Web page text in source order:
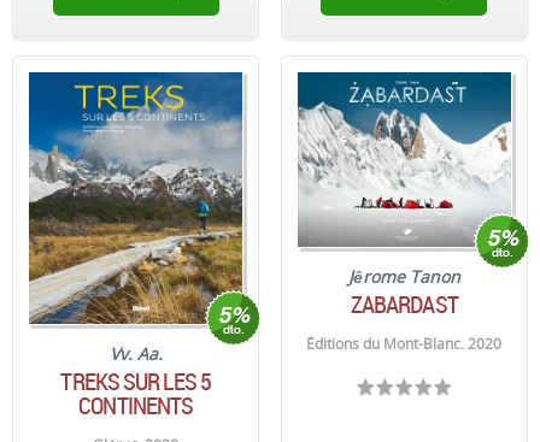
Vv. Aa.
TREKS SUR LES 5
CONTINENTS
Jêrome Tanon
ZABARDAST
Éditions du Mont-Blanc. 2020